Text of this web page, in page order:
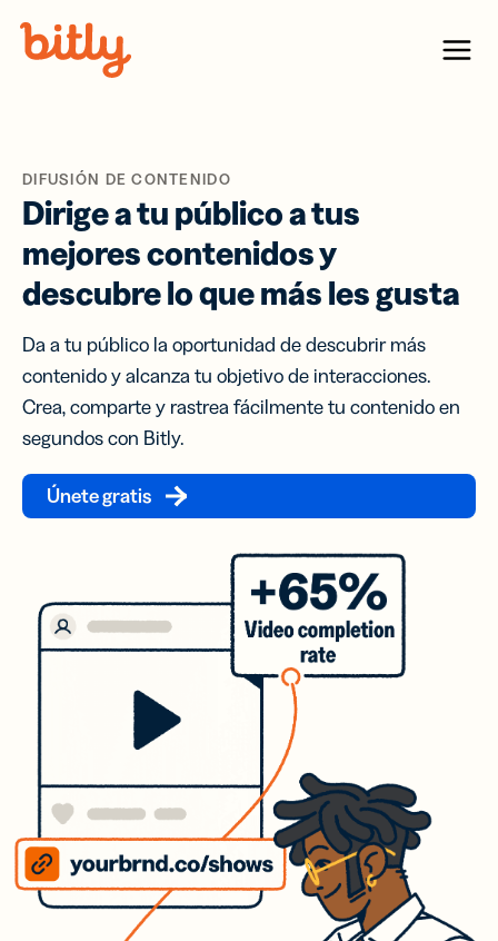
Menu
DIFUSIÓN DE CONTENIDO
Dirige a tu público a tus
mejores contenidos y
descubre lo que más les gusta
Da a tu público la oportunidad de descubrir más
contenido y alcanza tu objetivo de interacciones.
Crea, comparte y rastrea fácilmente tu contenido en
segundos con Bitly.
Únete gratis